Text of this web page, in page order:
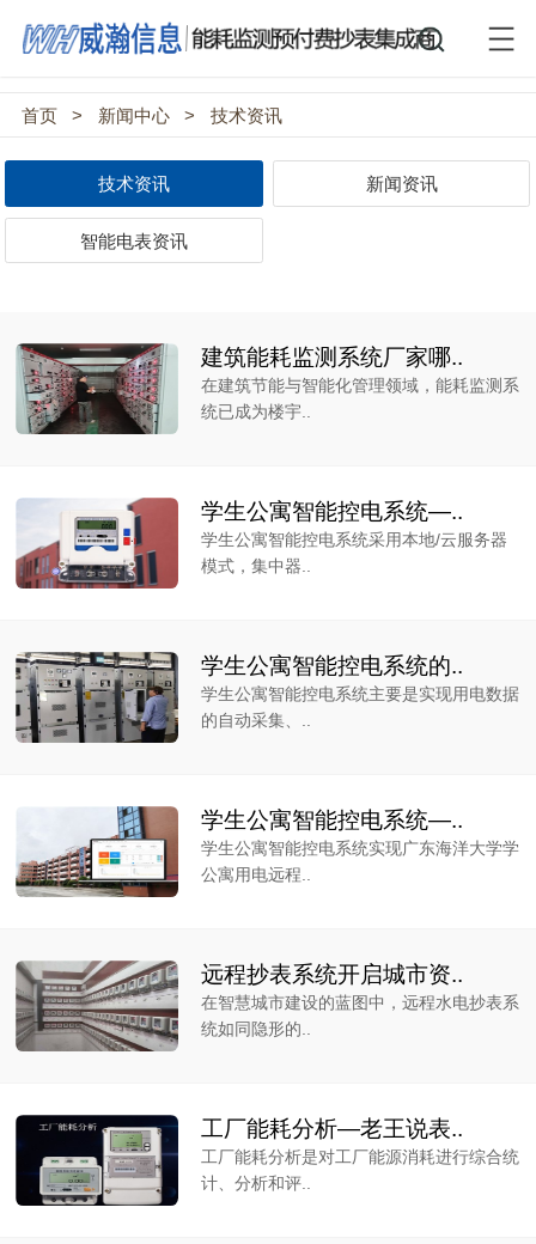
首页 > 新闻中心 > 技术资讯
技术资讯 新闻资讯
智能电表资讯
建筑能耗监测系统厂家哪..
在建筑节能与智能化管理领域，能耗监测系
统已成为楼宇..
学生公寓智能控电系统—..
学生公寓智能控电系统采用本地/云服务器
模式，集中器..
学生公寓智能控电系统的..
学生公寓智能控电系统主要是实现用电数据
的自动采集、..
学生公寓智能控电系统—..
学生公寓智能控电系统实现广东海洋大学学
公寓用电远程..
远程抄表系统开启城市资..
在智慧城市建设的蓝图中，远程水电抄表系
统如同隐形的..
工厂能耗分析—老王说表..
工厂能耗分析是对工厂能源消耗进行综合统
计、分析和评..